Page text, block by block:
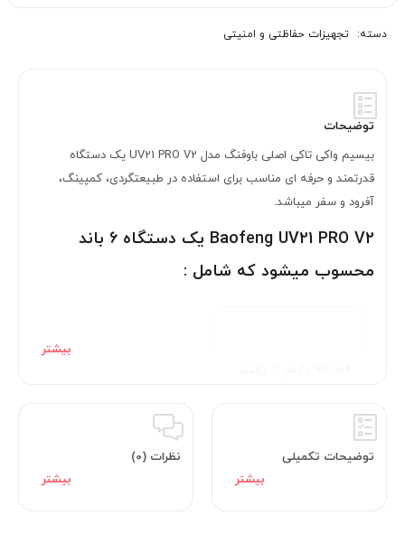
دسته: تجهیزات حفاظتی و امنیتی
توضیحات
بیسیم واکی تاکی اصلی باوفنگ مدل UV21 PRO V2 یک دستگاه
قدرتمند و حرفه ای مناسب برای استفاده در طبیعتگردی، کمپینگ،
آفرود و سفر میباشد.
Baofeng UV21 PRO V2 یک دستگاه 6 باند
محسوب میشود که شامل :
توضیحات تکمیلی نظرات (0)